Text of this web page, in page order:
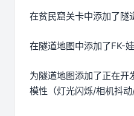
在贫民窟关卡中添加了隧
在隧道地图中添加了FK-
为隧道地图添加了正在开
模性（灯光闪烁/相机抖动